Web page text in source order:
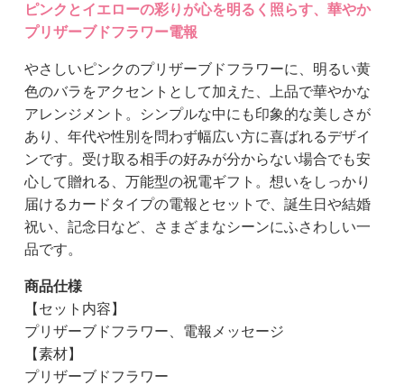
ピンクとイエローの彩りが心を明るく照らす、華やか
プリザーブドフラワー電報
やさしいピンクのプリザーブドフラワーに、明るい黄
色のバラをアクセントとして加えた、上品で華やかな
アレンジメント。シンプルな中にも印象的な美しさが
あり、年代や性別を問わず幅広い方に喜ばれるデザイ
ンです。受け取る相手の好みが分からない場合でも安
心して贈れる、万能型の祝電ギフト。想いをしっかり
届けるカードタイプの電報とセットで、誕生日や結婚
祝い、記念日など、さまざまなシーンにふさわしい一
品です。
商品仕様
【セット内容】
プリザーブドフラワー、電報メッセージ
【素材】
プリザーブドフラワー